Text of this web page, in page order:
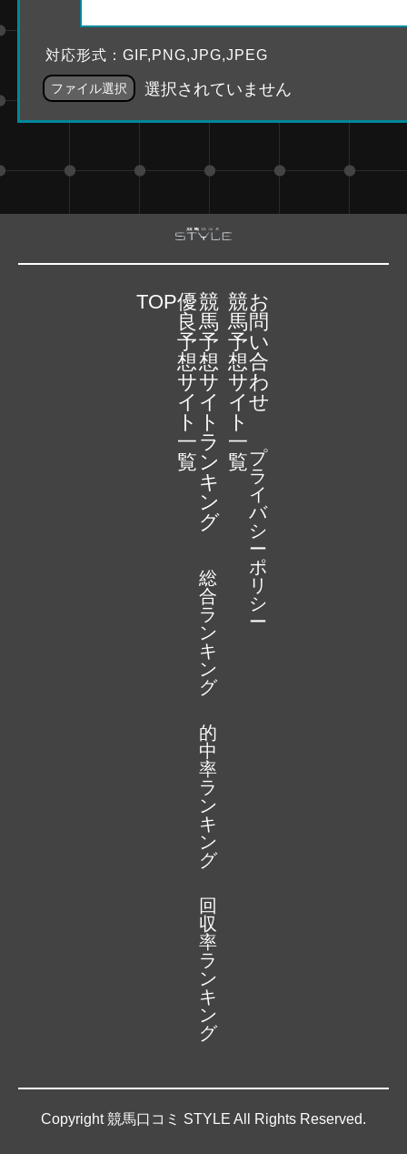
対応形式：GIF,PNG,JPG,JPEG
ファイル選択 選択されていません
TOP優
良
予
想
サ
イ
ト
一
覧
競
馬
予
想
サ
イ
ト
ラ
ン
キ
ン
グ
総
合
ラ
ン
キ
ン
グ
的
中
率
ラ
ン
キ
ン
グ
回
収
率
ラ
ン
キ
ン
グ
競
馬
予
想
サ
イ
ト
一
覧
お
問
い
合
わ
せ
プ
ラ
イ
バ
シ
ー
ポ
リ
シ
ー
Copyright 競馬口コミ STYLE All Rights Reserved.